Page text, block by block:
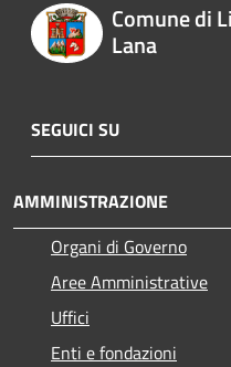
Comune di
Lana
SEGUICI SU
AMMINISTRAZIONE
Organi di Governo
Aree Amministrative
Uffici
Enti e fondazioni